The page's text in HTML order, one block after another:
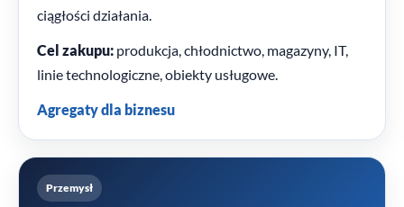
ciągłości działania.
Cel zakupu: produkcja, chłodnictwo, magazyny, IT,
linie technologiczne, obiekty usługowe.
Agregaty dla biznesu
Przemysł